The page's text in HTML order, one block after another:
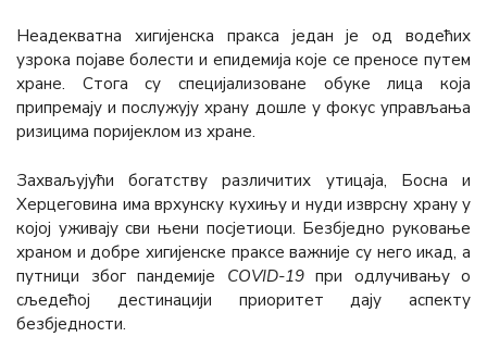
Неадекватна хигијенска пракса један је од водећих
узрока појаве болести и епидемија које се преносе путем
хране. Стога су специјализоване обуке лица која
припремају и послужују храну дошле у фокус управљања
ризицима поријеклом из хране.
Захваљујући богатству различитих утицаја, Босна и
Херцеговина има врхунску кухињу и нуди изврсну храну у
којој уживају сви њени посјетиоци. Безбједно руковање
храном и добре хигијенске праксе важније су него икад, а
путници због пандемије COVID-19при одлучивању о
сљедећој дестинацији приоритет дају аспекту
безбједности.